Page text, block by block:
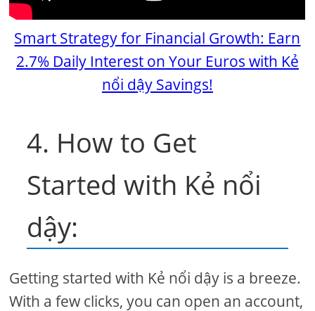
Smart Strategy for Financial Growth: Earn
2.7% Daily Interest on Your Euros with Kẻ
nổi dậy Savings!
4. How to Get
Started with Kẻ nổi
dậy:
Getting started with Kẻ nổi dậy is a breeze.
With a few clicks, you can open an account,